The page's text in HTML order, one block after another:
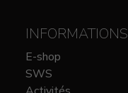
INFORMATIONS
E-shop
SWS